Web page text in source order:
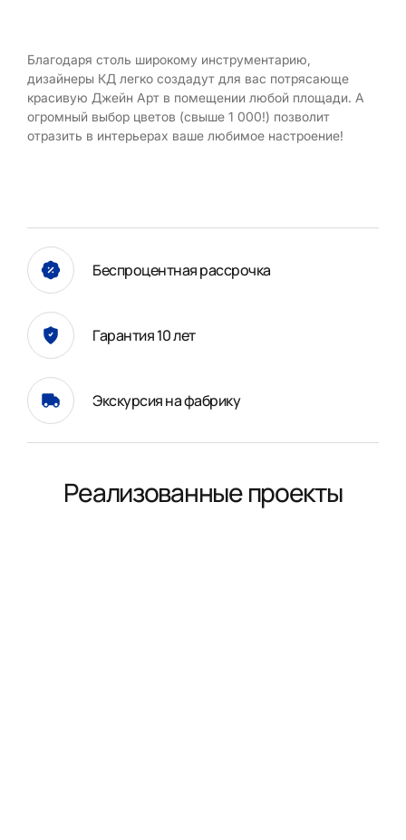
Благодаря столь широкому инструментарию,
дизайнеры КД легко создадут для вас потрясающе
красивую Джейн Арт в помещении любой площади. А
огромный выбор цветов (свыше 1 000!) позволит
отразить в интерьерах ваше любимое настроение!
Беспроцентная рассрочка
Гарантия 10 лет
Экскурсия на фабрику
Реализованные проекты